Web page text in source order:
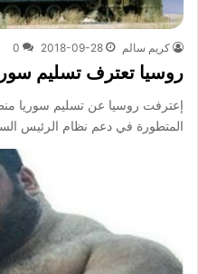
كريم سالم 2018-09-28
0
روسيا تعترف تسليم
المتطورة في دعم نظام الرئيس